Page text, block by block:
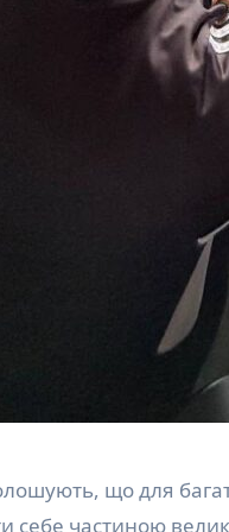
що для
себе частиною